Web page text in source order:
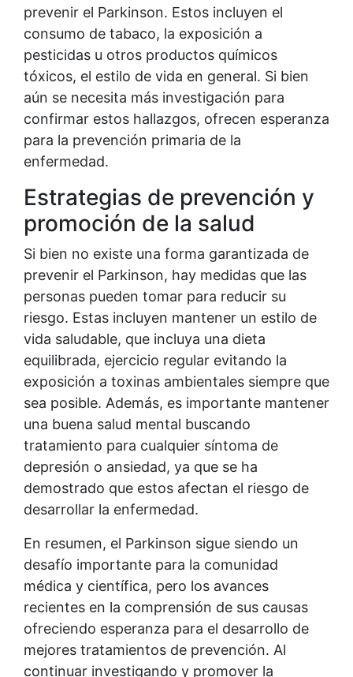
prevenir el Parkinson. Estos incluyen el
consumo de tabaco, la exposición a
pesticidas u otros productos químicos
tóxicos, el estilo de vida en general. Si bien
aún se necesita más investigación para
confirmar estos hallazgos, ofrecen esperanza
para la prevención primaria de la
enfermedad.
Estrategias de prevención y
promoción de la salud
Si bien no existe una forma garantizada de
prevenir el Parkinson, hay medidas que las
personas pueden tomar para reducir su
riesgo. Estas incluyen mantener un estilo de
vida saludable, que incluya una dieta
equilibrada, ejercicio regular evitando la
exposición a toxinas ambientales siempre que
sea posible. Además, es importante mantener
una buena salud mental buscando
tratamiento para cualquier síntoma de
depresión o ansiedad, ya que se ha
demostrado que estos afectan el riesgo de
desarrollar la enfermedad.
En resumen, el Parkinson sigue siendo un
desafío importante para la comunidad
médica y científica, pero los avances
recientes en la comprensión de sus causas
ofreciendo esperanza para el desarrollo de
mejores tratamientos de prevención. Al
continuar investigando y promover la